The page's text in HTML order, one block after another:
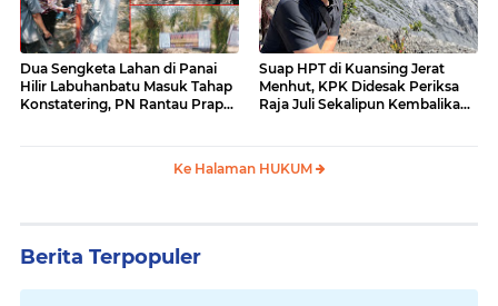
Dua Sengketa Lahan di Panai
Hilir Labuhanbatu Masuk Tahap
Konstatering, PN Rantau Prapat
Suap HPT di Kuansing Jerat
Menhut, KPK Didesak Periksa
Raja Juli Sekalipun Kembalikan
Ke Halaman HUKUM
Berita Terpopuler